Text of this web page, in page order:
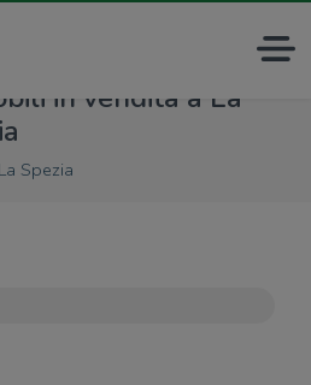
in vendita a La
Spezia